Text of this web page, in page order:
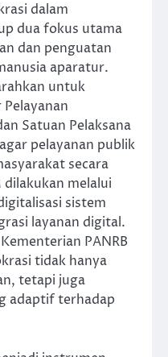
dalam
dua fokus utama
dan penguatan
aparatur.
untuk
Satuan Pelaksana
pelayanan publik
secara
melalui
sistem
layanan digital.
PANRB
tidak hanya
tetapi juga
adaptif terhadap